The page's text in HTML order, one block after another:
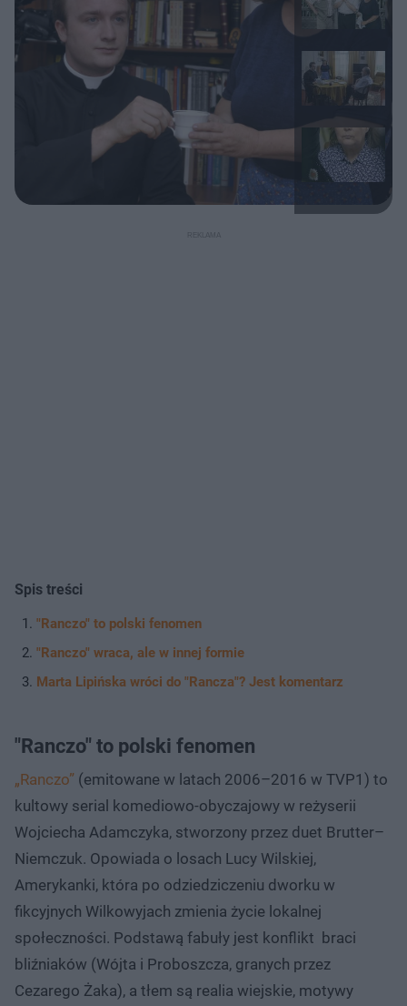
Spis treści
"Ranczo" to polski fenomen
"Ranczo" wraca, ale w innej formie
Marta Lipińska wróci do "Rancza"? Jest komentarz
"Ranczo" to polski fenomen
„Ranczo” (emitowane w latach 2006–2016 w TVP1) to
kultowy serial komediowo-obyczajowy w reżyserii
Wojciecha Adamczyka, stworzony przez duet Brutter–
Niemczuk. Opowiada o losach Lucy Wilskiej,
Amerykanki, która po odziedziczeniu dworku w
fikcyjnych Wilkowyjach zmienia życie lokalnej
społeczności. Podstawą fabuły jest konflikt braci
bliźniaków (Wójta i Proboszcza, granych przez
Cezarego Żaka), a tłem są realia wiejskie, motywy